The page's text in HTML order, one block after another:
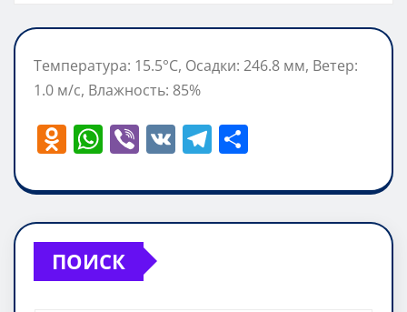
Температура: 15.5°C, Осадки: 246.8 мм, Ветер:
1.0 м/с, Влажность: 85%
O
n
o
kl
a
W
at
s
A
p
Vi
er
V T
e
gr
п
р
ПОИСК